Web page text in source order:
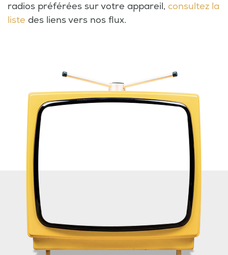
radios préférées sur votre appareil, consultez la
liste des liens vers nos flux.